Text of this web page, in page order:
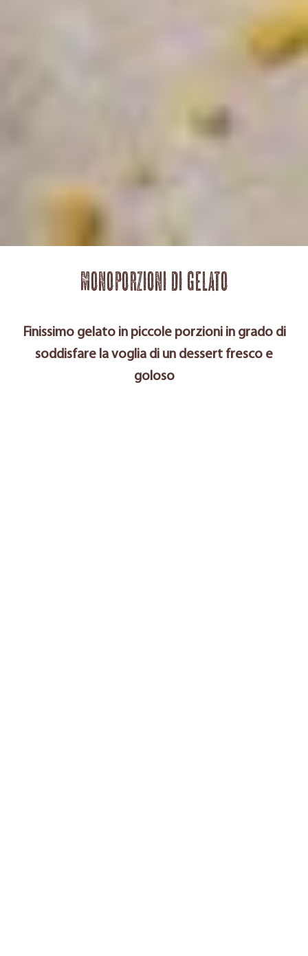
Monoporzioni di gelato
Finissimo gelato in piccole porzioni in grado di
soddisfare la voglia di un dessert fresco e
goloso